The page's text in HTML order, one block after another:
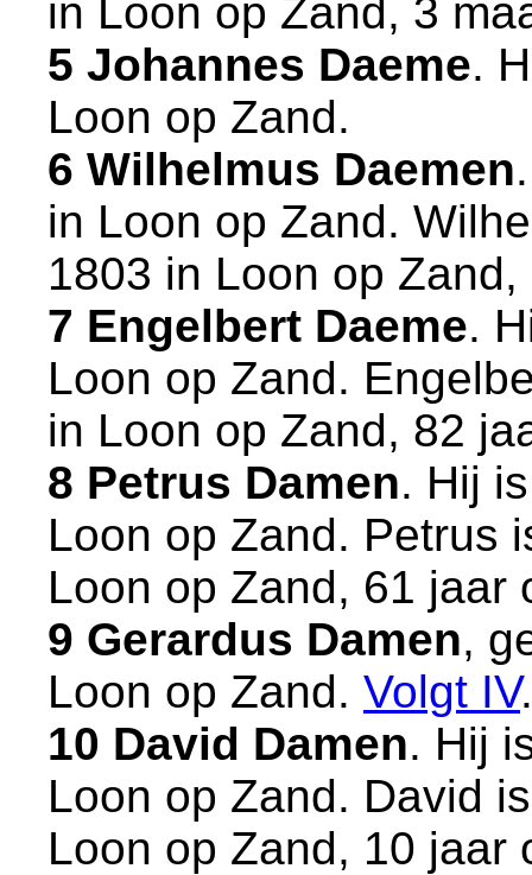
in Loon op Zand, 3
5 Johannes Daeme.
Loon op Zand.
6 Wilhelmus Daemen
in Loon op Zand.
1803 in Loon op Zand,
7 Engelbert Daeme.
Loon op Zand.
in Loon op Zand, 82
8 Petrus Damen. Hij
Loon op Zand. Petrus
Loon op Zand, 61 jaar
9 Gerardus Damen,
Loon op Zand. Volgt IV.
10 David Damen. Hij
Loon op Zand. David
Loon op Zand, 10 jaar